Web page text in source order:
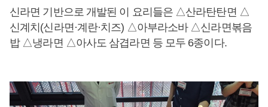
신라면 기반으로 개발된 이 요리들은 △산라탄탄면 △
신계치(신라면·계란·치즈) △아부라소바 △신라면볶음
밥 △냉라면 △아사도 삼겹라면 등 모두 6종이다.